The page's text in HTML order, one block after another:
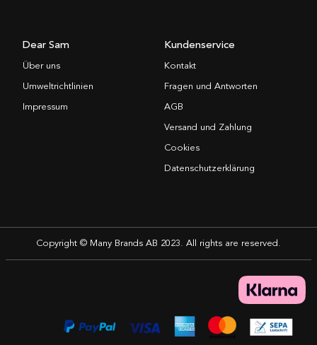
Dear Sam
Über uns
Umweltrichtlinien
Impressum
Kundenservice
Kontakt
Fragen und Antworten
AGB
Versand und Zahlung
Cookies
Datenschutzerklärung
Copyright © Many Brands AB 2023. All rights are reserved.